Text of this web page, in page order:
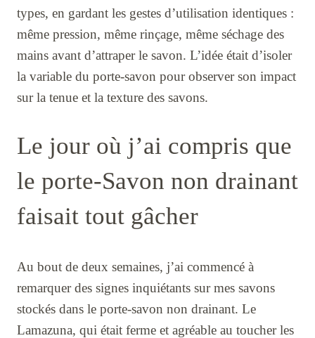
types, en gardant les gestes d’utilisation identiques :
même pression, même rinçage, même séchage des
mains avant d’attraper le savon. L’idée était d’isoler
la variable du porte-savon pour observer son impact
sur la tenue et la texture des savons.
Le jour où j’ai compris que
le porte-Savon non drainant
faisait tout gâcher
Au bout de deux semaines, j’ai commencé à
remarquer des signes inquiétants sur mes savons
stockés dans le porte-savon non drainant. Le
Lamazuna, qui était ferme et agréable au toucher les